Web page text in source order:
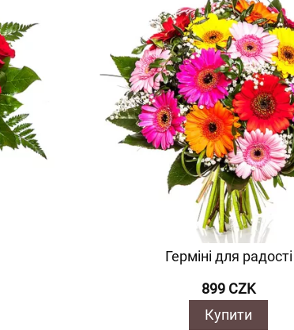
Герміні для радості
899 CZK
Купити